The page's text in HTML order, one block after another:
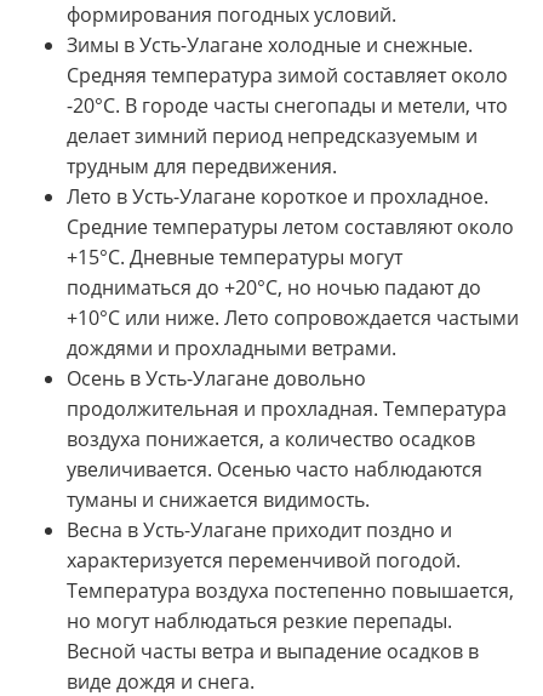
формирования погодных условий.
Зимы в Усть-Улагане холодные и снежные.
Средняя температура зимой составляет около
-20°C. В городе часты снегопады и метели, что
делает зимний период непредсказуемым и
трудным для передвижения.
Лето в Усть-Улагане короткое и прохладное.
Средние температуры летом составляют около
+15°C. Дневные температуры могут
подниматься до +20°C, но ночью падают до
+10°C или ниже. Лето сопровождается частыми
дождями и прохладными ветрами.
Осень в Усть-Улагане довольно
продолжительная и прохладная. Температура
воздуха понижается, а количество осадков
увеличивается. Осенью часто наблюдаются
туманы и снижается видимость.
Весна в Усть-Улагане приходит поздно и
характеризуется переменчивой погодой.
Температура воздуха постепенно повышается,
но могут наблюдаться резкие перепады.
Весной часты ветра и выпадение осадков в
виде дождя и снега.